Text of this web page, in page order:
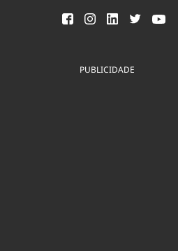
PUBLICIDADE